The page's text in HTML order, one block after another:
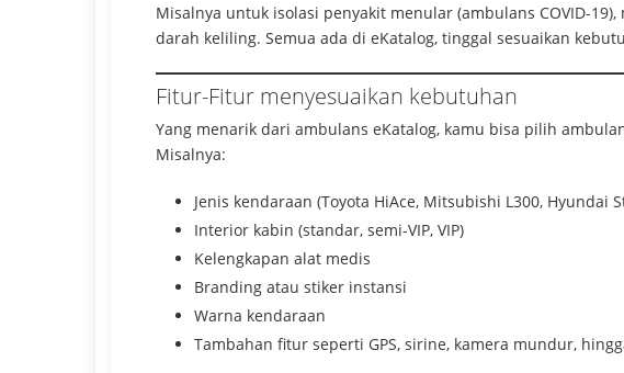
Misalnya untuk isolasi penyakit menular (ambulans COVID-
darah keliling. Semua ada di eKatalog, tinggal sesuaikan
Fitur-Fitur menyesuaikan kebutuhan
Yang menarik dari ambulans eKatalog, kamu bisa pilih
Misalnya:
Jenis kendaraan (Toyota HiAce, Mitsubishi L300, Hyundai
Interior kabin (standar, semi-VIP, VIP)
Kelengkapan alat medis
Branding atau stiker instansi
Warna kendaraan
Tambahan fitur seperti GPS, sirine, kamera mundur,